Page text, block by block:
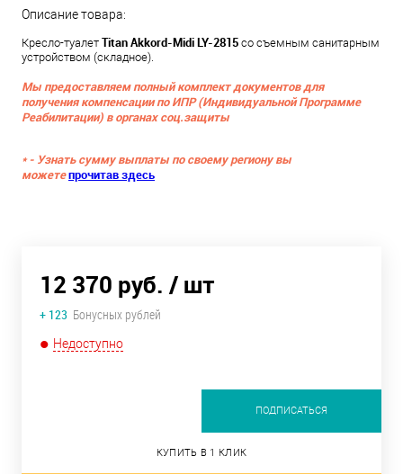
Описание товара:
Кресло-туалет TitanAkkord-Midi LY-2815 со съемным санитарным
устройством (складное).
Мы предоставляем полный комплект документов для
получения компенсации по ИПР (Индивидуальной Программе
Реабилитации) в органах соц.защиты
* - Узнать сумму выплаты по своему региону вы
можетепрочитав здесь
12 370 руб. / шт
+ 123 Бонусных рублей
Недоступно
ПОДПИСАТЬСЯ
КУПИТЬ В 1 КЛИК